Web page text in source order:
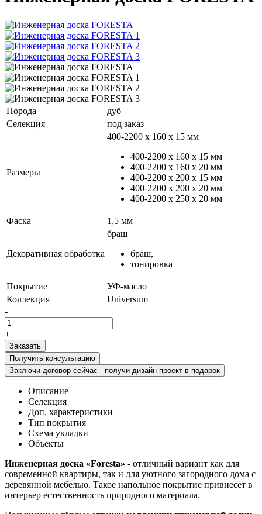
Порода
дуб
Селекция
под заказ
Размеры
400-2200 х 160 x 15 мм
400-2200 х 160 x 15 мм
400-2200 х 160 x 20 мм
400-2200 х 200 x 15 мм
400-2200 х 200 x 20 мм
400-2200 х 250 x 20 мм
Фаска 1,5 мм
Декоративная обработка
браш
браш,
тонировка
Покрытие
УФ-масло
Коллекция
Universum
-
+
Получить консультацию
Заключи договор сейчас - получи дизайн проект в подарок
Описание
Селекция
Доп. характеристики
Тип покрытия
Схема укладки
Объекты
Инженерная доска «Foresta» - отличный вариант как для
современной квартиры, так и для уютного загородного дома с
деревянной мебелью. Такое напольное покрытие привнесет в
интерьер естественность природного материала.